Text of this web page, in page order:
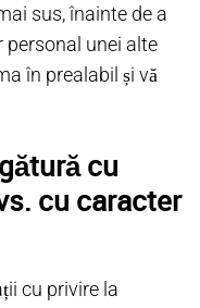
sus, înainte de a
unei alte
în prealabil și vă
cu
cu caracter
cu privire la